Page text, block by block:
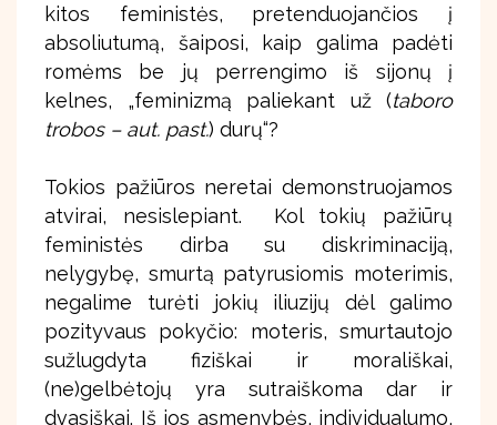
kitos feministės, pretenduojančios į
absoliutumą, šaiposi, kaip galima padėti
romėms be jų perrengimo iš sijonų į
kelnes, „feminizmą paliekant už (taboro
trobos – aut. past.) durų“?
Tokios pažiūros neretai demonstruojamos
atvirai, nesislepiant. Kol tokių pažiūrų
feministės dirba su diskriminaciją,
nelygybę, smurtą patyrusiomis moterimis,
negalime turėti jokių iliuzijų dėl galimo
pozityvaus pokyčio: moteris, smurtautojo
sužlugdyta fiziškai ir morališkai,
(ne)gelbėtojų yra sutraiškoma dar ir
dvasiškai. Iš jos asmenybės, individualumo,